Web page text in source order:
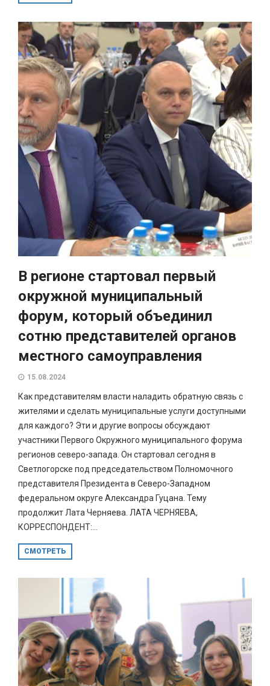
В регионе стартовал первый
окружной муниципальный
форум, который объединил
сотню представителей органов
местного самоуправления
15.08.2024
Как представителям власти наладить обратную связь с
жителями и сделать муниципальные услуги доступными
для каждого? Эти и другие вопросы обсуждают
участники Первого Окружного муниципального форума
регионов северо-запада. Он стартовал сегодня в
Светлогорске под председательством Полномочного
представителя Президента в Северо-Западном
федеральном округе Александра Гуцана. Тему
продолжит Лата Черняева. ЛАТА ЧЕРНЯЕВА,
КОРРЕСПОНДЕНТ:...
СМОТРЕТЬ